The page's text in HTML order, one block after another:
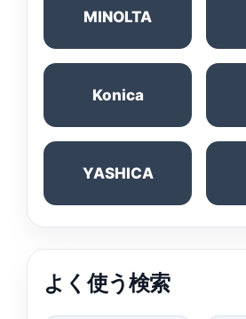
MINOLTA
Konica
YASHICA
よく使う検索